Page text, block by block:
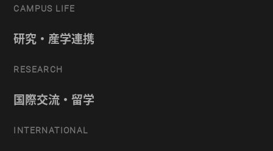
CAMPUS LIFE
研究・産学連携
RESEARCH
国際交流・留学
INTERNATIONAL